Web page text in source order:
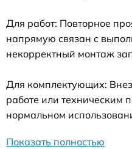
Для работ: Повторное
напрямую связан с
некорректный монтаж
Для комплектующих:
работе или техническим
нормальном
Показать полностью